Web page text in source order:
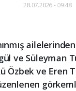
28.07.2026 - 09:48
ve Süleyman
Özbek ve Eren